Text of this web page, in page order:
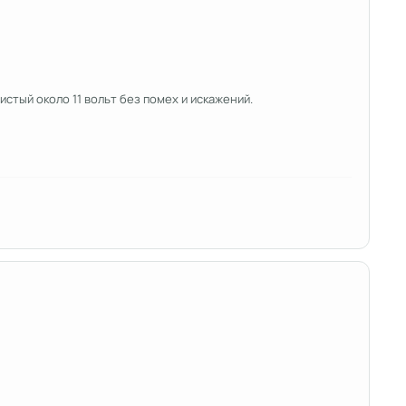
около 11 вольт без помех и искажений.